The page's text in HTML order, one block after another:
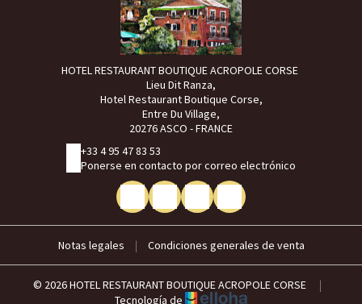
HOTEL RESTAURANT BOUTIQUE ACROPOLE CORSE
Lieu Dit Ranza,
Hotel Restaurant Boutique Corse,
Entre Du Village,
20276 ASCO - FRANCE
+33 4 95 47 83 53
Ponerse en contacto por correo electrónico
Notas legales | Condiciones generales de venta
© 2026 HOTEL RESTAURANT BOUTIQUE ACROPOLE CORSE
|
Tecnología de